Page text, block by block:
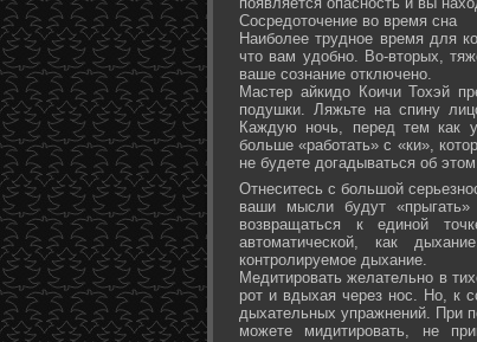
Сосредоточение во время сна
Наиболее трудное время для
что вам удобно. Во-вторых,
ваше сознание отключено.
Мастер айкидо Коичи Тохэй
подушки. Ляжьте на спину
Каждую ночь, перед тем как
больше «работать» с «ки»,
не будете догадываться об
Отнеситесь с большой
ваши мысли будут
возвращаться к единой
автоматической, как
контролируемое дыхание.
Медитировать желательно в
рот и вдыхая через нос. Но, к
дыхательных упражнений. При
можете мидитировать, не